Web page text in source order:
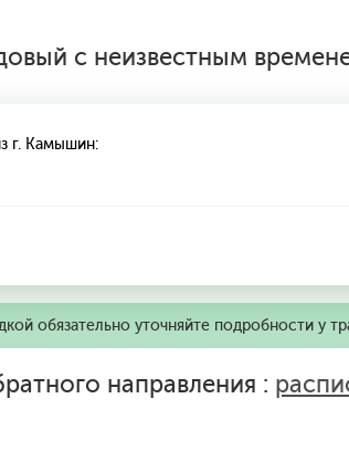
с неизвестным
г. Камышин:
обязательно уточняйте подробности у
направления :